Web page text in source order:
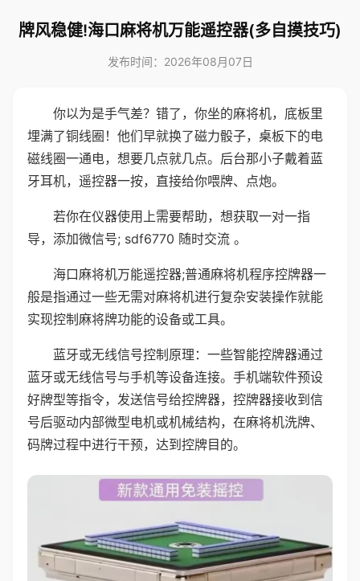
牌风稳健!海口麻将机万能遥控器(多自摸技巧)
发布时间：2026年08月07日
你以为是手气差？错了，你坐的麻将机，底板里
埋满了铜线圈！他们早就换了磁力骰子，桌板下的电
磁线圈一通电，想要几点就几点。后台那小子戴着蓝
牙耳机，遥控器一按，直接给你喂牌、点炮。
若你在仪器使用上需要帮助，想获取一对一指
导，添加微信号; sdf6770 随时交流 。
海口麻将机万能遥控器;普通麻将机程序控牌器一
般是指通过一些无需对麻将机进行复杂安装操作就能
实现控制麻将牌功能的设备或工具。
蓝牙或无线信号控制原理：一些智能控牌器通过
蓝牙或无线信号与手机等设备连接。手机端软件预设
好牌型等指令，发送信号给控牌器，控牌器接收到信
号后驱动内部微型电机或机械结构，在麻将机洗牌、
码牌过程中进行干预，达到控牌目的。